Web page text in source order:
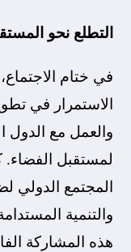
التطلع نحو
في ختام
الاستمرار في
والعمل مع الدول
لمستقبل الفضاء.
المجتمع الدولي
والتنمية
هذه المشاركة